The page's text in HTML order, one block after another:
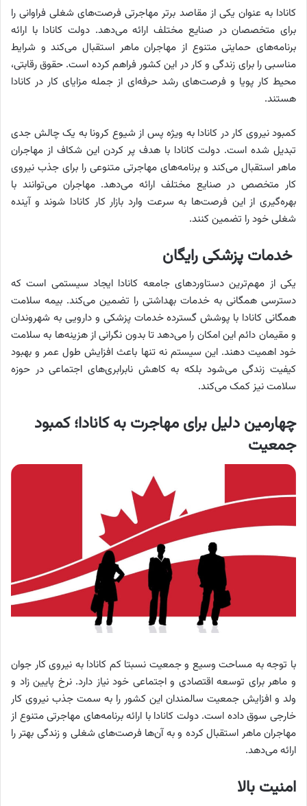
کانادا به عنوان یکی از مقاصد برتر مهاجرتی فرصت‌های شغلی فراوانی را
برای متخصصان در صنایع مختلف ارائه می‌دهد. دولت کانادا با ارائه
برنامه‌های حمایتی متنوع از مهاجران ماهر استقبال می‌کند و شرایط
مناسبی را برای زندگی و کار در این کشور فراهم کرده است. حقوق رقابتی،
محیط کار پویا و فرصت‌های رشد حرفه‌ای از جمله مزایای کار در کانادا
هستند.
کمبود نیروی کار در کانادا به ویژه پس از شیوع کرونا به یک چالش جدی
تبدیل شده است. دولت کانادا با هدف پر کردن این شکاف از مهاجران
ماهر استقبال می‌کند و برنامه‌های مهاجرتی متنوعی را برای جذب نیروی
کار متخصص در صنایع مختلف ارائه می‌دهد. مهاجران می‌توانند با
بهره‌گیری از این فرصت‌ها به سرعت وارد بازار کار کانادا شوند و آینده
شغلی خود را تضمین کنند.
خدمات پزشکی رایگان
یکی از مهم‌ترین دستاوردهای جامعه کانادا ایجاد سیستمی است که
دسترسی همگانی به خدمات بهداشتی را تضمین می‌کند. بیمه سلامت
همگانی کانادا با پوشش گسترده خدمات پزشکی و دارویی به شهروندان
و مقیمان دائم این امکان را می‌دهد تا بدون نگرانی از هزینه‌ها به سلامت
خود اهمیت دهند. این سیستم نه تنها باعث افزایش طول عمر و بهبود
کیفیت زندگی می‌شود بلکه به کاهش نابرابری‌های اجتماعی در حوزه
سلامت نیز کمک می‌کند.
چهارمین دلیل برای مهاجرت به کانادا؛ کمبود
جمعیت
با توجه به مساحت وسیع و جمعیت نسبتا کم کانادا به نیروی کار جوان
و ماهر برای توسعه اقتصادی و اجتماعی خود نیاز دارد. نرخ پایین زاد و
ولد و افزایش جمعیت سالمندان این کشور را به سمت جذب نیروی کار
خارجی سوق داده است. دولت کانادا با ارائه برنامه‌های مهاجرتی متنوع از
مهاجران ماهر استقبال کرده و به آن‌ها فرصت‌های شغلی و زندگی بهتر را
ارائه می‌دهد.
امنیت بالا